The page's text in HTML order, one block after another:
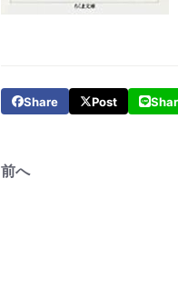
Share Post
前へ